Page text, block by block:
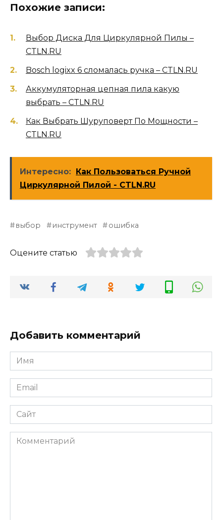
Похожие записи:
Выбор Диска Для Циркулярной Пилы –
CTLN.RU
Bosch logixx 6 сломалась ручка – CTLN.RU
Аккумуляторная цепная пила какую
выбрать – CTLN.RU
Как Выбрать Шуруповерт По Мощности –
CTLN.RU
Интересно:
Как Пользоваться Ручной
Циркулярной Пилой - CTLN.RU
выбор инструмент ошибка
Оцените статью
Добавить комментарий
Имя
*
Email
*
Сайт
Комментарий